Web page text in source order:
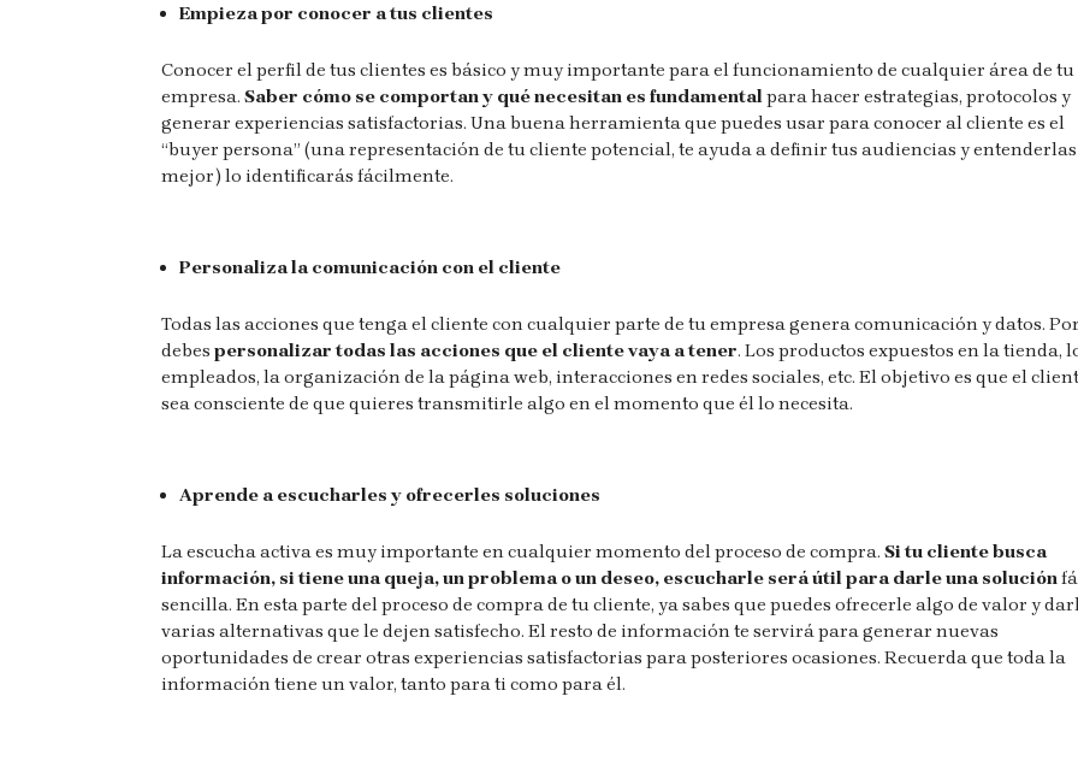
Empieza por conocer a tus clientes
Conocer el perfil de tus clientes es básico y muy importante para el funcionamiento de cualquier área de tu
empresa.Saber cómo se comportan y qué necesitan es fundamentalpara hacer estrategias, protocolos y
generar experiencias satisfactorias. Una buena herramienta que puedes usar para conocer al cliente es el
“buyer persona” (una representación de tu cliente potencial, te ayuda a definir tus audiencias y entenderlas
mejor) lo identificarás fácilmente.
Personaliza la comunicación con el cliente
Todas las acciones que tenga el cliente con cualquier parte de tu empresa genera comunicación y datos.
debespersonalizar todas las acciones que el cliente vaya a tener. Los productos expuestos en la tienda,
empleados, la organización de la página web, interacciones en redes sociales, etc. El objetivo es que el
sea consciente de que quieres transmitirle algo en el momento que él lo necesita.
Aprende a escucharles y ofrecerles soluciones
La escucha activa es muy importante en cualquier momento del proceso de compra.Si tu cliente busca
información, si tiene una queja, un problema o un deseo, escucharle será útil para darle una solución
sencilla. En esta parte del proceso de compra de tu cliente, ya sabes que puedes ofrecerle algo de valor y
varias alternativas que le dejen satisfecho. El resto de información te servirá para generar nuevas
oportunidades de crear otras experiencias satisfactorias para posteriores ocasiones. Recuerda que toda la
información tiene un valor, tanto para ti como para él.